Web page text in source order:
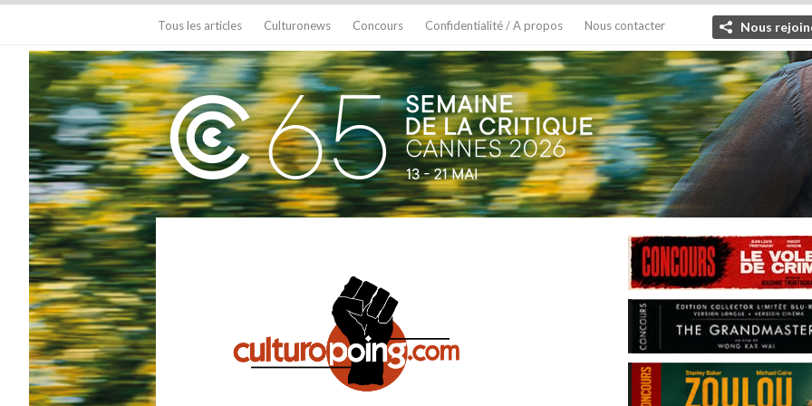
Tous les articles Culturonews Concours Confidentialité / A propos Nous contacter Nous